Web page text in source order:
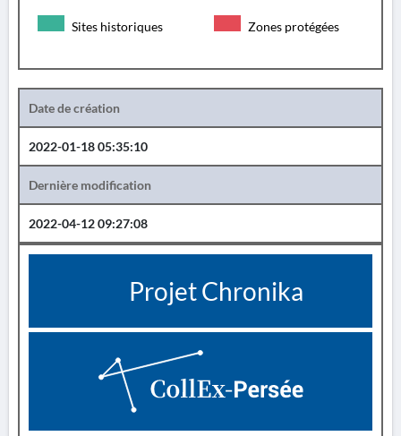
Sites historiques Zones protégées
Date de création
2022-01-18 05:35:10
Dernière modification
2022-04-12 09:27:08
Projet Chronika